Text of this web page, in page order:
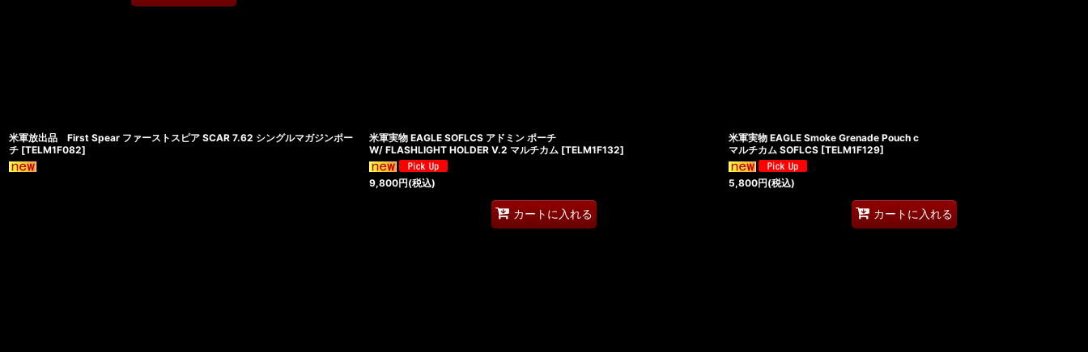
米軍放出品 First Spear ファーストスピア SCAR 7.62 シングルマガジンポー
チ [TELM1F082]
米軍実物 EAGLE SOFLCS アドミン ポーチ
W/ FLASHLIGHT HOLDER V.2 マルチカム [TELM1F132]
9,800円(税込)
カートに入れる
米軍実物 EAGLE Smoke Grenade Pouch c
マルチカム SOFLCS [TELM1F129]
5,800円(税込)
カートに入れる